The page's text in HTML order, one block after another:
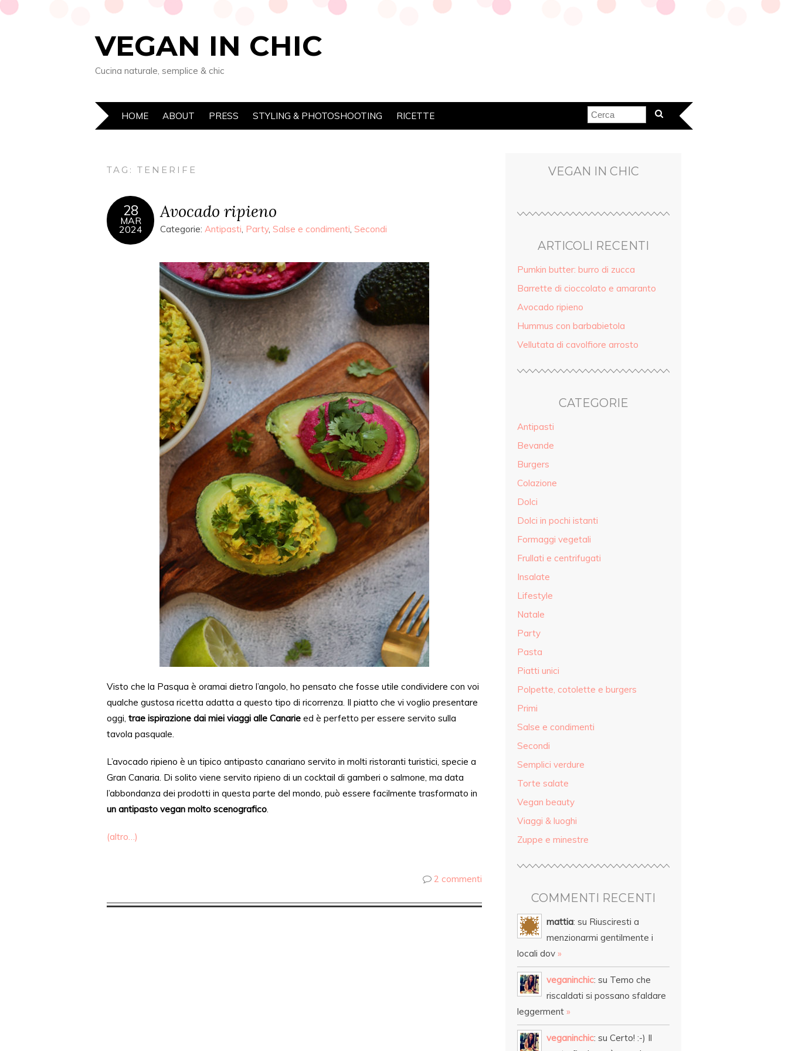
VEGAN IN CHIC
Cucina naturale, semplice & chic
HOME ABOUT PRESS STYLING & PHOTOSHOOTING RICETTE
TAG: TENERIFE
28
MAR
2024
Avocado ripieno
Categorie: Antipasti, Party, Salse e condimenti, Secondi
Visto che la Pasqua è oramai dietro l’angolo, ho pensato che fosse utile condividere con voi
qualche gustosa ricetta adatta a questo tipo di ricorrenza. Il piatto che vi voglio presentare
oggi, trae ispirazione dai miei viaggi alle Canarie ed è perfetto per essere servito sulla
tavola pasquale.
L’avocado ripieno è un tipico antipasto canariano servito in molti ristoranti turistici, specie a
Gran Canaria. Di solito viene servito ripieno di un cocktail di gamberi o salmone, ma data
l’abbondanza dei prodotti in questa parte del mondo, può essere facilmente trasformato in
un antipasto vegan molto scenografico.
(altro…)
2 commenti
VEGAN IN CHIC
ARTICOLI RECENTI
Pumkin butter: burro di zucca
Barrette di cioccolato e amaranto
Avocado ripieno
Hummus con barbabietola
Vellutata di cavolfiore arrosto
CATEGORIE
Antipasti
Bevande
Burgers
Colazione
Dolci
Dolci in pochi istanti
Formaggi vegetali
Frullati e centrifugati
Insalate
Lifestyle
Natale
Party
Pasta
Piatti unici
Polpette, cotolette e burgers
Primi
Salse e condimenti
Secondi
Semplici verdure
Torte salate
Vegan beauty
Viaggi & luoghi
Zuppe e minestre
COMMENTI RECENTI
mattia: su Riusciresti a
menzionarmi gentilmente i
locali dov »
veganinchic: su Temo che
riscaldati si possano sfaldare
leggerment »
veganinchic: su Certo! :-) Il